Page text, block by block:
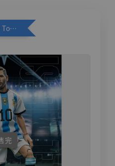
加購優惠【Competitive Toys 梅西 [CM001]】
完